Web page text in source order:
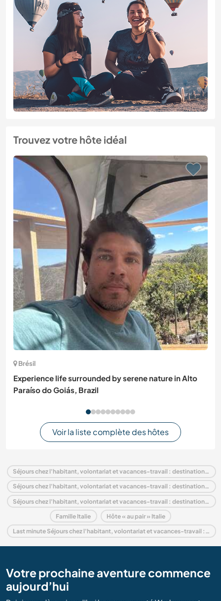
Trouvez votre hôte idéal
Brésil
Experience life surrounded by serene nature in Alto
Paraíso do Goiás, Brazil
Voir la liste complète des hôtes
Séjours chez l'habitant, volontariat et vacances-travail : destination Italie
Séjours chez l'habitant, volontariat et vacances-travail : destination Europe
Séjours chez l'habitant, volontariat et vacances-travail : destination Piedmont
Famille Italie Hôte « au pair » Italie
Last minute Séjours chez l'habitant, volontariat et vacances-travail : destination Italie
Votre prochaine aventure commence
aujourd’hui